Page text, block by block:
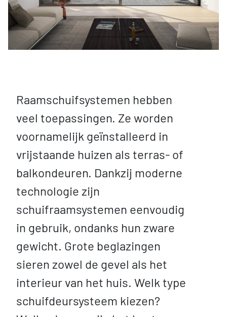
Raamschuifsystemen hebben
veel toepassingen. Ze worden
voornamelijk geïnstalleerd in
vrijstaande huizen als terras- of
balkondeuren. Dankzij moderne
technologie zijn
schuifraamsystemen eenvoudig
in gebruik, ondanks hun zware
gewicht. Grote beglazingen
sieren zowel de gevel als het
interieur van het huis. Welk type
schuifdeursysteem kiezen?